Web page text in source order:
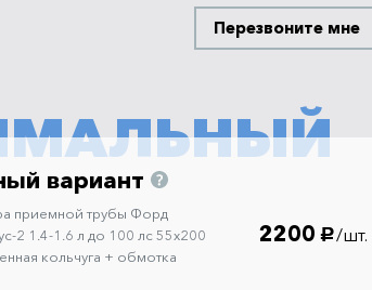
Перезвоните мне
вариант
приемной трубы Форд
2 1.4-1.6 л до 100 лс 55х200
кольчуга + обмотка
2200 руб./шт.